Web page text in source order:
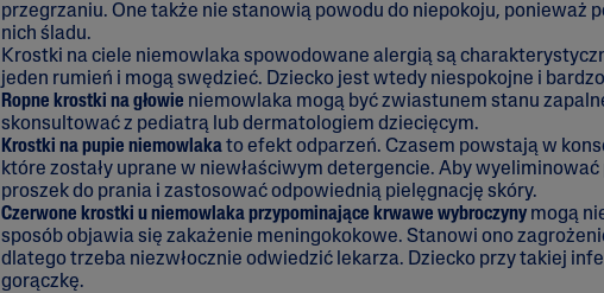
przegrzaniu. One także nie stanowią powodu do niepokoju, ponieważ
nich śladu.
Krostki na ciele niemowlaka spowodowane alergią są
jeden rumień i mogą swędzieć. Dziecko jest wtedy niespokojne i
Ropne krostki na głowie niemowlaka mogą być zwiastunem stanu
skonsultować z pediatrą lub dermatologiem dziecięcym.
Krostki na pupie niemowlakato efekt odparzeń. Czasem powstają w
które zostały uprane w niewłaściwym detergencie. Aby
proszek do prania i zastosować odpowiednią pielęgnację skóry.
Czerwone krostki u niemowlaka przypominające krwawe wybroczyny mogą
sposób objawia się zakażenie meningokokowe. Stanowi ono
dlatego trzeba niezwłocznie odwiedzić lekarza. Dziecko przy takiej
gorączkę.